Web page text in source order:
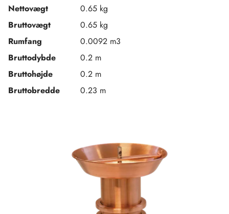
Nettovægt
0.65 kg
Bruttovægt
0.65 kg
Rumfang
0.0092 m3
Bruttodybde
0.2 m
Bruttohøjde
0.2 m
Bruttobredde
0.23 m